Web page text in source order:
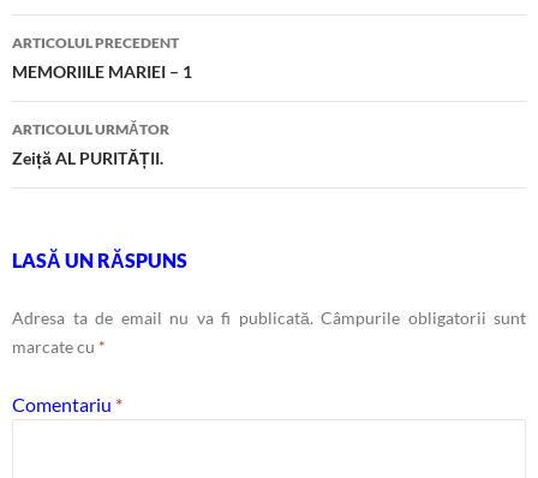
Navigare
în
articole
ARTICOLUL PRECEDENT
MEMORIILE MARIEI – 1
ARTICOLUL URMĂTOR
Zeiță AL PURITĂȚII.
LASĂ UN RĂSPUNS
Adresa ta de email nu va fi publicată. Câmpurile obligatorii sunt
marcate cu *
Comentariu *